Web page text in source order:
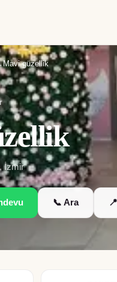
Mavi güzellik
,İzmir
📞 Ara